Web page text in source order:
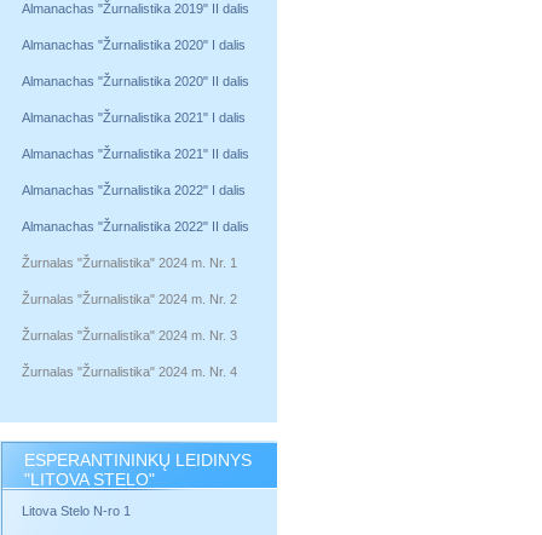
Almanachas "Žurnalistika 2019" II dalis
Almanachas "Žurnalistika 2020" I dalis
Almanachas "Žurnalistika 2020" II dalis
Almanachas "Žurnalistika 2021" I dalis
Almanachas "Žurnalistika 2021" II dalis
Almanachas "Žurnalistika 2022" I dalis
Almanachas "Žurnalistika 2022" II dalis
Žurnalas "Žurnalistika" 2024 m. Nr. 1
Žurnalas "Žurnalistika" 2024 m. Nr. 2
Žurnalas "Žurnalistika" 2024 m. Nr. 3
Žurnalas "Žurnalistika" 2024 m. Nr. 4
ESPERANTININKŲ LEIDINYS
"LITOVA STELO"
Litova Stelo N-ro 1